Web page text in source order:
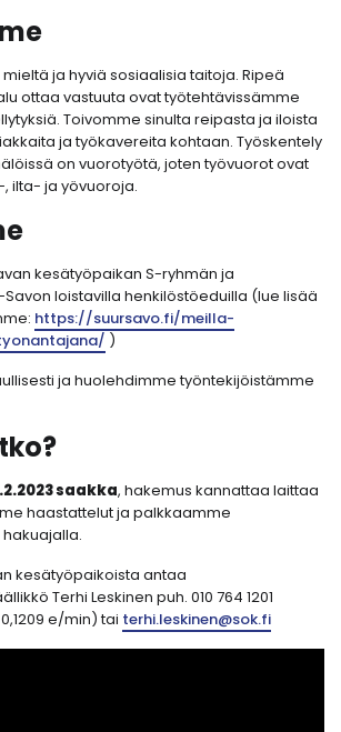
ja hyviä sosiaalisia taitoja. Ripeä
ottaa vastuuta ovat työtehtävissämme
Toivomme sinulta reipasta ja iloista
ja työkavereita kohtaan. Työskentely
on vuorotyötä, joten työvuorot ovat
ilta- ja yövuoroja.
kesätyöpaikan S-ryhmän ja
loistavilla henkilöstöeduilla (lue lisää
https://suursavo.fi/meilla-
)
ja huolehdimme työntekijöistämme
saakka, hakemus kannattaa laittaa
haastattelut ja palkkaamme
kesätyöpaikoista antaa
Terhi Leskinen puh. 010 764 1201
e/min) tai terhi.leskinen@sok.fi